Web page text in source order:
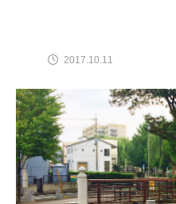
2017.10.11